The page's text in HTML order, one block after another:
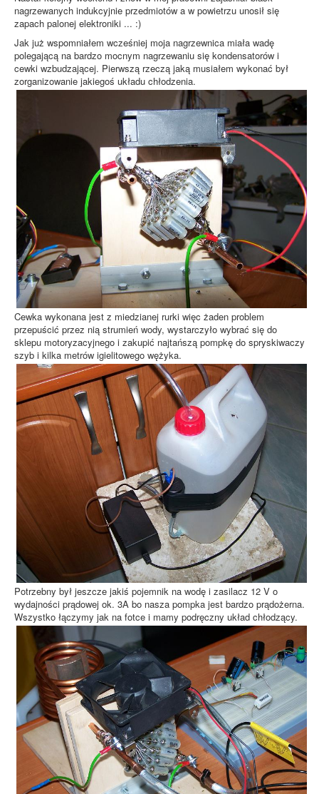
nagrzewanych indukcyjnie przedmiotów a w powietrzu unosił się
zapach palonej elektroniki ... :)
Jak już wspomniałem wcześniej moja nagrzewnica miała wadę
polegającą na bardzo mocnym nagrzewaniu się kondensatorów i
cewki wzbudzającej. Pierwszą rzeczą jaką musiałem wykonać był
zorganizowanie jakiegoś układu chłodzenia.
Cewka wykonana jest z miedzianej rurki więc żaden problem
przepuścić przez nią strumień wody, wystarczyło wybrać się do
sklepu motoryzacyjnego i zakupić najtańszą pompkę do spryskiwaczy
szyb i kilka metrów igielitowego wężyka.
Potrzebny był jeszcze jakiś pojemnik na wodę i zasilacz 12 V o
wydajności prądowej ok. 3A bo nasza pompka jest bardzo prądożerna.
Wszystko łączymy jak na fotce i mamy podręczny układ chłodzący.